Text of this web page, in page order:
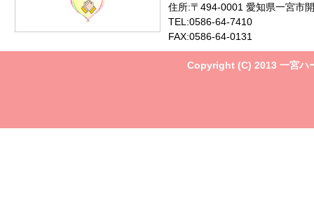
住所:〒494-0001 愛知県一宮市
TEL:0586-64-7410
FAX:0586-64-0131
Copyright (C) 2013 一宮ハ